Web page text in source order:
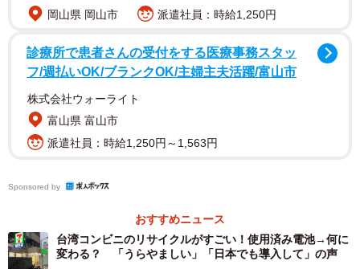
「離婚５００元」意味は？
では、気になる看板の意味は。
離婚ということは、別れさせ屋？ それとも最近日本で
０元は現在のレートで約２５００円。安すぎます。
筆者の台湾の友人で、法律事務所勤務の方に詳しく話を
聞いてみると、広告主は「地政士」の事務所。 日本で言う
岡山県 岡山市
派遣社員：時給1,250円
診療所で患者さんの受付をする医療事務スタッ
フ/週払いOK/ブランクOK/主婦主夫活躍/富山市
株式会社ウォーライト
富山県 富山市
派遣社員：時給1,250円～1,563円
Sponsored by
おすすめニュース
台湾コンビニのリサイクルがすごい！使用済み電池→何に
変わる？ 「うらやましい」「日本でも導入して」の声